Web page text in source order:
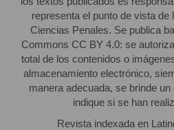
representa el punto de vista
Ciencias Penales. Se publica
Commons CC BY 4.0: se
total de los contenidos o
almacenamiento electrónico,
manera adecuada, se brinde
indique si se han
Revista indexada en